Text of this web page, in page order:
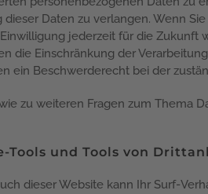
dieser Daten zu verlangen. Wenn
jederzeit für die Zukunft
die Einschränkung der
ein Beschwerderecht bei der
zu weiteren Fragen zum Thema
Tools und Tools von
dieser Website kann Ihr Surf-